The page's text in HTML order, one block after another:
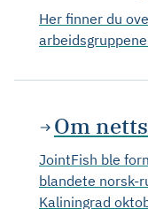
Her finner du
Om
JointFish ble
blandete norsk-
Kaliningrad